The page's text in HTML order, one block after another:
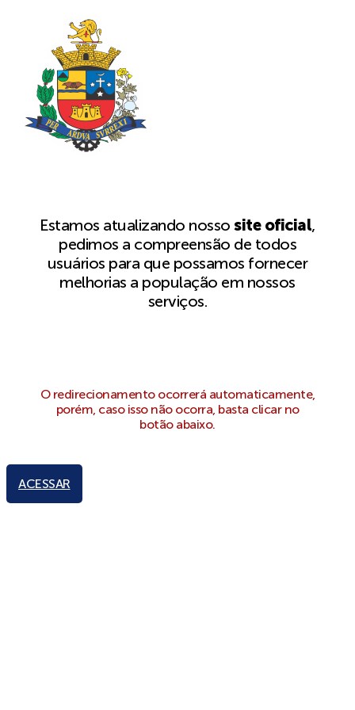
Estamos atualizando nossosite oficial,
pedimos a compreensão de todos
usuários para que possamos fornecer
melhorias a população em nossos
serviços.
O redirecionamento ocorrerá automaticamente,
porém, caso isso não ocorra, basta clicar no
botão abaixo.
ACESSAR